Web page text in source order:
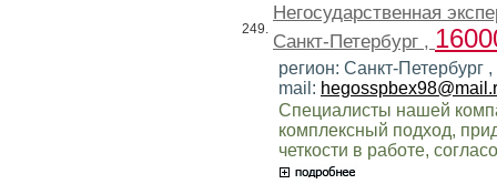
249.
Негосударственная
Санкт-Петербург ,
регион: Санкт-Петербург
mail:
Специалисты нашей
комплексный подход,
четкости в работе,